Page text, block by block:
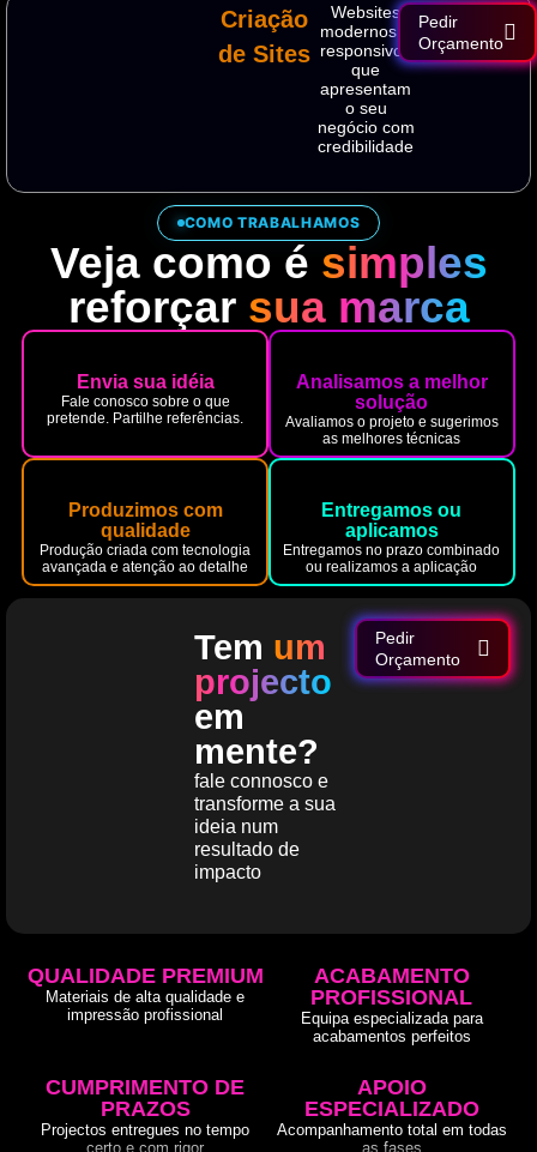
Criação
de Sites
Websites
modernos e
responsivos
que
apresentam
o seu
negócio com
credibilidade
Pedir
Orçamento
COMO TRABALHAMOS
Veja como é simples
reforçar sua marca
Envia sua idéia
Fale conosco sobre o que
pretende. Partilhe referências.
Analisamos a melhor
solução
Avaliamos o projeto e sugerimos
as melhores técnicas
Produzimos com
qualidade
Produção criada com tecnologia
avançada e atenção ao detalhe
Entregamos ou
aplicamos
Entregamos no prazo combinado
ou realizamos a aplicação
Tem um
projecto
em
mente?
fale connosco e
transforme a sua
ideia num
resultado de
impacto
Pedir
Orçamento
QUALIDADE PREMIUM
Materiais de alta qualidade e
impressão profissional
ACABAMENTO
PROFISSIONAL
Equipa especializada para
acabamentos perfeitos
CUMPRIMENTO DE
PRAZOS
Projectos entregues no tempo
certo e com rigor
APOIO
ESPECIALIZADO
Acompanhamento total em todas
as fases